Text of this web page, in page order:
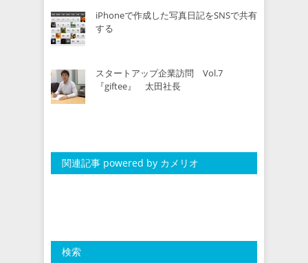
iPhoneで作成した写真日記をSNSで共有
する
スタートアップ企業訪問 Vol.7
『giftee』 太田社長
関連記事 powered by カメリオ
検索